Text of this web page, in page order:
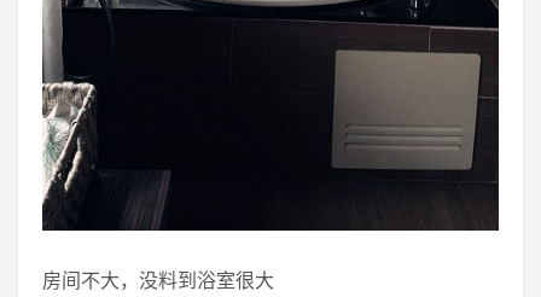
房间不大，没料到浴室很大